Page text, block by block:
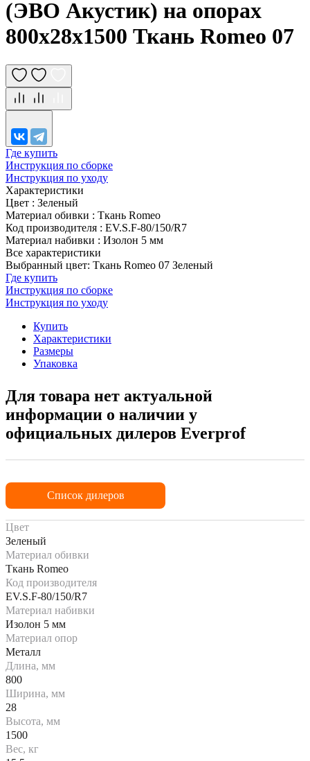
(ЭВО Акустик) на опорах
800х28х1500 Ткань Romeo 07
Где купить
Инструкция по сборке
Инструкция по уходу
Характеристики
Цвет : Зеленый
Материал обивки : Ткань Romeo
Код производителя : EV.S.F-80/150/R7
Материал набивки : Изолон 5 мм
Все характеристики
Выбранный цвет: Ткань Romeo 07 Зеленый
Где купить
Инструкция по сборке
Инструкция по уходу
Купить
Характеристики
Размеры
Упаковка
Для товара нет актуальной
информации о наличии у
официальных дилеров Everprof
Список дилеров
Цвет
Зеленый
Материал обивки
Ткань Romeo
Код производителя
EV.S.F-80/150/R7
Материал набивки
Изолон 5 мм
Материал опор
Металл
Длина, мм
800
Ширина, мм
28
Высота, мм
1500
Вес, кг